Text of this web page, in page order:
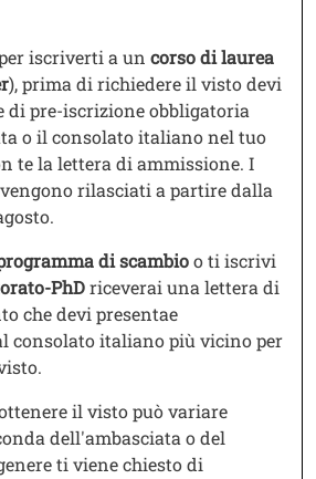
iscriverti a un corso di laurea
), prima di richiedere il visto devi
di pre-iscrizione obbligatoria
o il consolato italiano nel tuo
te la lettera di ammissione. I
rilasciati a partire dalla
di scambioo ti iscrivi
PhDriceverai una lettera di
che devi presentae
consolato italiano più vicino per
il visto può variare
dell'ambasciata o del
ti viene chiesto di